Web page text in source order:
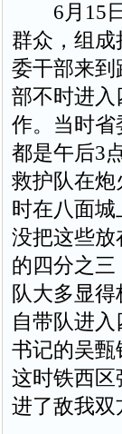
6月15日
群众，组
委干部来到
部不时进入
作。当时省
都是午后3
救护队在炮
时在八面
没把这些放
的四分之
队大多显
自带队进
书记的吴甄
这时铁西区
进了敌我双